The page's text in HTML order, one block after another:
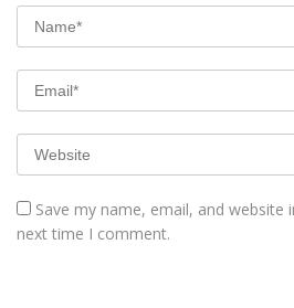
Save my name, email, and website
next time I comment.